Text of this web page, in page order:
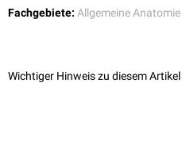
Fachgebiete: Allgemeine Anatomie
Wichtiger Hinweis zu diesem Artikel